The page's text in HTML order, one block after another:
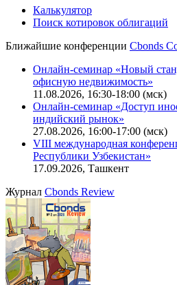
Калькулятор
Поиск котировок облигаций
Ближайшие конференции Cbonds
Онлайн-семинар «Новый
офисную недвижимость»
11.08.2026, 16:30-18:00 (мск)
Онлайн-семинар «Доступ
индийский рынок»
27.08.2026, 16:00-17:00 (мск)
VIII международная
Республики Узбекистан»
17.09.2026, Ташкент
Журнал Cbonds Review